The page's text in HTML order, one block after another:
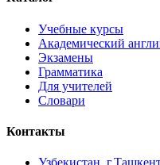
Учебные курсы
Академический
Экзамены
Грамматика
Для учителей
Словари
Контакты